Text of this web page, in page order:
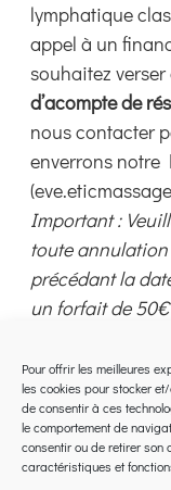
Pour offrir les meilleures
les cookies pour stocker
de consentir à ces
le comportement de
consentir ou de retirer son
caractéristiques et
lymphatique
appel à un
souhaitez verser
d’acompte de
nous contacter
enverrons notre
Important :
toute annulation
précédant la
un forfait de
Choix des options